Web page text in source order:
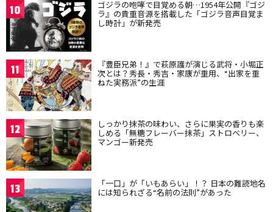
10 ゴジラの咆哮で目覚める朝…1954年公開『ゴジ
ラ』の貴重音源を搭載した「ゴジラ音声目覚ま
し時計」が新発売
11 『豊臣兄弟！』で萩原護が演じる武将・小堀正
次とは？秀長・秀吉・家康が重用、“出家を重
ねた実務派”の生涯
12 しっかり抹茶の味わい、さらに果実の香りも楽
しめる「無糖フレーバー抹茶」ストロベリー、
マンゴー新発売
13 「一口」が「いもあらい」！？ 日本の難読地名
には知られざる“名前の法則”があった